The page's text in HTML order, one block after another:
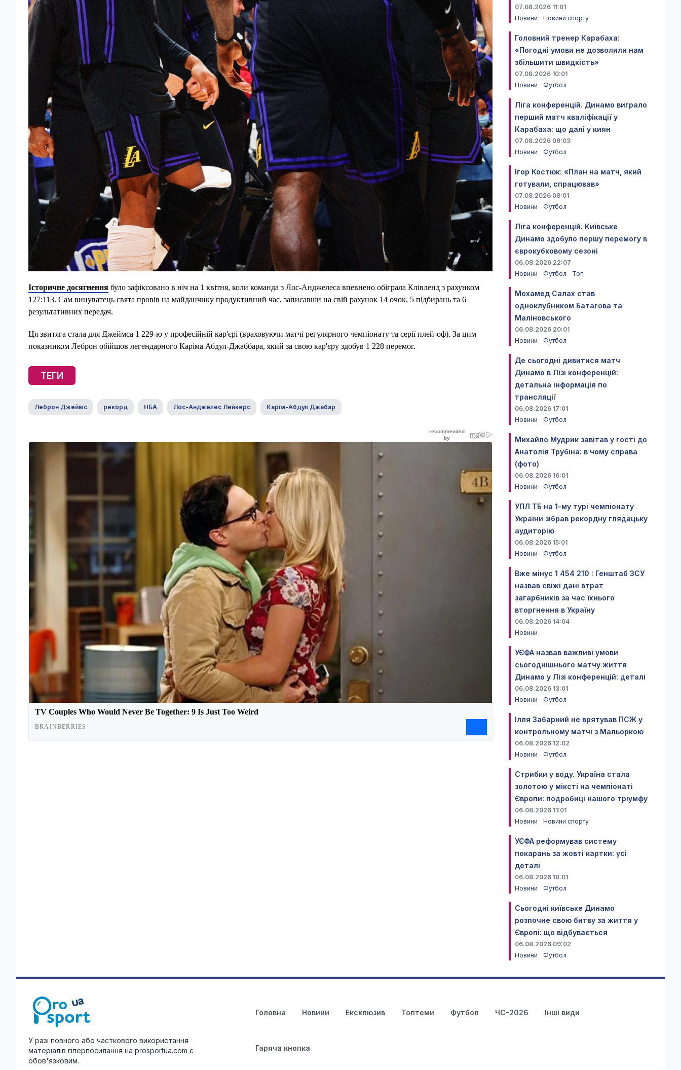
Історичне досягнення було зафіксовано в ніч на 1 квітня, коли команда з Лос-Анджелеса впевнено обіграла Клівленд з рахунком
127:113. Сам винуватець свята провів на майданчику продуктивний час, записавши на свій рахунок 14 очок, 5 підбирань та 6
результативних передач.
Ця звитяга стала для Джеймса 1 229-ю у професійній кар'єрі (враховуючи матчі регулярного чемпіонату та серії плей-оф). За цим
показником Леброн обійшов легендарного Каріма Абдул-Джаббара, який за свою кар'єру здобув 1 228 перемог.
ТЕГИ
Леброн Джеймс рекорд НБА Лос-Анджелес Лейкерс Карім-Абдул Джабар
07.08.2026 11:01
Новини
Новини спорту
Головний тренер Карабаха:
«Погодні умови не дозволили нам
збільшити швидкість»
07.08.2026 10:01
Новини
Футбол
Ліга конференцій. Динамо виграло
перший матч кваліфікації у
Карабаха: що далі у киян
07.08.2026 09:03
Новини
Футбол
Ігор Костюк: «План на матч, який
готували, спрацював»
07.08.2026 08:01
Новини
Футбол
Ліга конференцій. Київське
Динамо здобуло першу перемогу в
єврокубковому сезоні
06.08.2026 22:07
Новини
Футбол Топ
Мохамед Салах став
одноклубником Батагова та
Маліновського
06.08.2026 20:01
Новини
Футбол
Де сьогодні дивитися матч
Динамо в Лізі конференцій:
детальна інформація по
трансляції
06.08.2026 17:01
Новини
Футбол
Михайло Мудрик завітав у гості до
Анатолія Трубіна: в чому справа
(фото)
06.08.2026 16:01
Новини
Футбол
УПЛ ТБ на 1-му турі чемпіонату
України зібрав рекордну глядацьку
аудиторію
06.08.2026 15:01
Новини
Футбол
Вже мінус 1 454 210 : Генштаб ЗСУ
назвав свіжі дані втрат
загарбників за час їхнього
вторгнення в Україну
06.08.2026 14:04
Новини
УЄФА назвав важливі умови
сьогоднішнього матчу життя
Динамо у Лізі конференцій: деталі
06.08.2026 13:01
Новини
Футбол
Ілля Забарний не врятував ПСЖ у
контрольному матчі з Мальоркою
06.08.2026 12:02
Новини
Футбол
Стрибки у воду. Україна стала
золотою у міксті на чемпіонаті
Європи: подробиці нашого тріумфу
06.08.2026 11:01
Новини
Новини спорту
УЄФА реформував систему
покарань за жовті картки: усі
деталі
06.08.2026 10:01
Новини
Футбол
Сьогодні київське Динамо
розпочне свою битву за життя у
Європі: що відбувається
06.08.2026 09:02
Новини
Футбол
У разі повного або часткового використання
матеріалів гіперпосилання на prosportua.com є
обов'язковим.
Головна Новини Ексклюзив Топтеми Футбол ЧС-2026 Інші види
Гаряча кнопка